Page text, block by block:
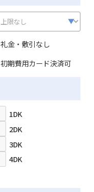
礼金・敷引なし
初期費用カード決済可
1DK
2DK
3DK
4DK